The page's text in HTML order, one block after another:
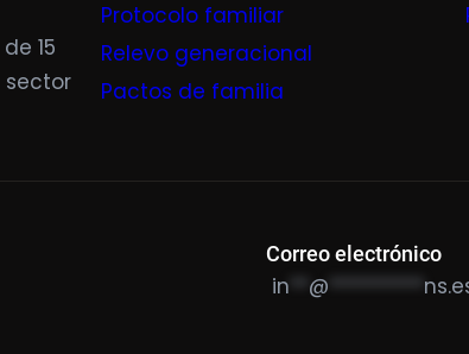
15
sector
Protocolo familiar
Relevo generacional
Pactos de familia
Correo electrónico
in @ **********